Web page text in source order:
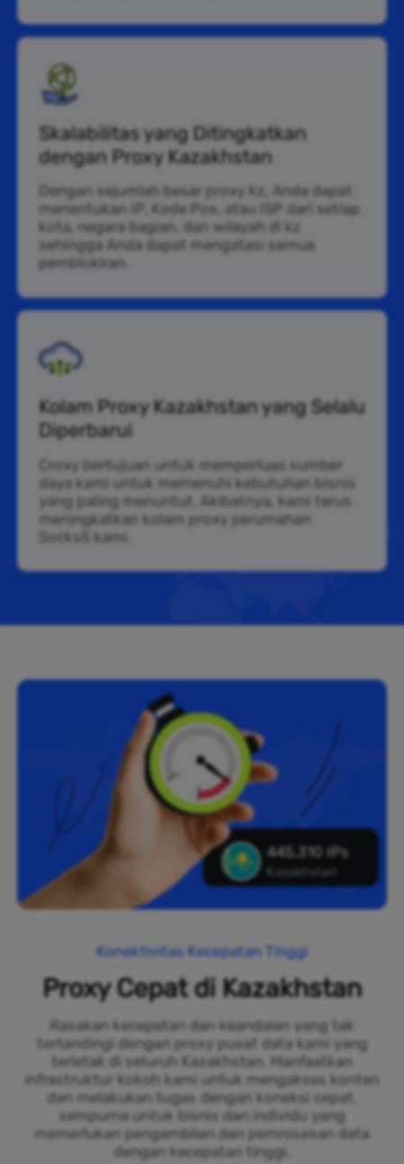
Skalabilitas yang Ditingkatkan
dengan Proxy Kazakhstan
Dengan sejumlah besar proxy kz, Anda dapat
menentukan IP, Kode Pos, atau ISP dari setiap
kota, negara bagian, dan wilayah di kz
sehingga Anda dapat mengatasi semua
pemblokiran.
Kolam Proxy Kazakhstan yang Selalu
Diperbarui
Croxy bertujuan untuk memperluas sumber
daya kami untuk memenuhi kebutuhan bisnis
yang paling menuntut. Akibatnya, kami terus
meningkatkan kolam proxy perumahan
Socks5 kami.
445,310 IPs
Kazakhstan
Konektivitas Kecepatan Tinggi
Proxy Cepat di Kazakhstan
Rasakan kecepatan dan keandalan yang tak
tertandingi dengan proxy pusat data kami yang
terletak di seluruh Kazakhstan. Manfaatkan
infrastruktur kokoh kami untuk mengakses konten
dan melakukan tugas dengan koneksi cepat,
sempurna untuk bisnis dan individu yang
memerlukan pengambilan dan pemrosesan data
dengan kecepatan tinggi.